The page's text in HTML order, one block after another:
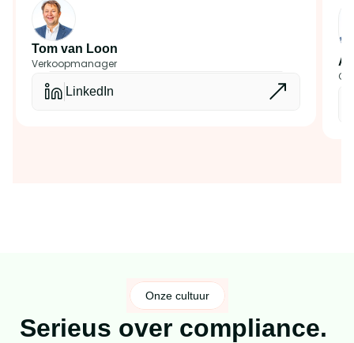
Tom van Loon
Verkoopmanager
LinkedIn
Onze cultuur
Serieus over compliance.